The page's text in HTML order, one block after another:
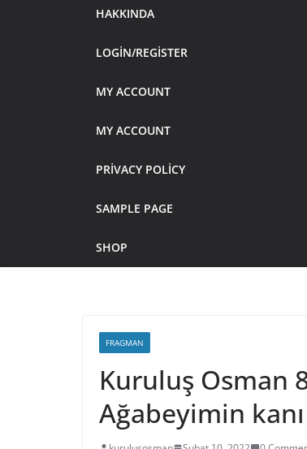
HAKKINDA
LOGIN/REGISTER
MY ACCOUNT
MY ACCOUNT
PRIVACY POLICY
SAMPLE PAGE
SHOP
FRAGMAN
Kuruluş Osman
Ağabeyimin